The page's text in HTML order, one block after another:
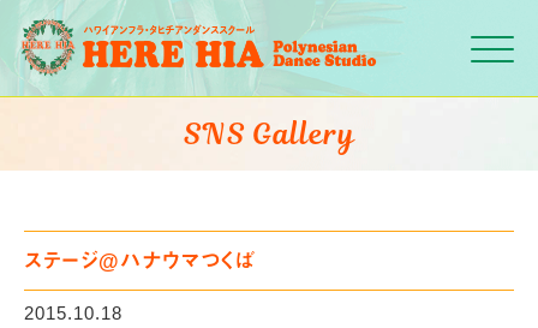
Click
SNS Gallery
ステージ@ハナウマつくば
2015.10.18